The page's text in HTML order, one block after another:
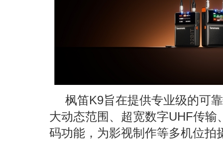
枫笛K9旨在提供专业级的可
大动态范围、超宽数字UHF传
码功能，为影视制作等多机位拍